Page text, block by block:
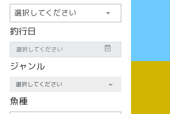
選択してください
釣行日
ジャンル
魚種